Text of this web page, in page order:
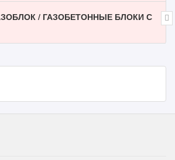
/ ГАЗОБЕТОННЫЕ БЛОКИ С